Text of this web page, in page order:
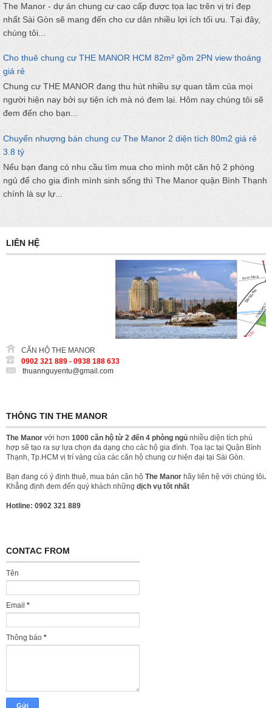
The Manor - dự án chung cư cao cấp được tọa lạc trên vị trí đẹp
nhất Sài Gòn sẽ mang đến cho cư dân nhiều lợi ích tối ưu. Tại đây,
chúng tôi...
Cho thuê chung cư THE MANOR HCM 82m² gồm 2PN view thoáng
giá rẻ
Chung cư THE MANOR đang thu hút nhiều sự quan tâm của mọi
người hiện nay bởi sự tiện ích mà nó đem lại. Hôm nay chúng tôi sẽ
đem đến cho bạn...
Chuyển nhượng bán chung cư The Manor 2 diện tích 80m2 giá rẻ
3.8 tỷ
Nếu bạn đang có nhu cầu tìm mua cho mình một căn hộ 2 phòng
ngủ để cho gia đình mình sinh sống thì The Manor quận Bình Thạnh
chính là sự lự...
LIÊN HỆ
CĂN HỘ THE MANOR
0902 321 889 - 0938 188 633
thuannguyentu@gmail.com
THÔNG TIN THE MANOR
The Manor với hơn 1000 căn hộ từ 2 đến 4 phòng ngủ nhiều diện tích phù
hợp sẽ tạo ra sự lựa chọn đa dạng cho các hộ gia đình. Tọa lạc tại Quận Bình
Thạnh, Tp.HCM vị trí vàng của các căn hộ chung cư hiện đại tại Sài Gòn.
Bạn đang có ý định thuê, mua bán căn hộ The Manor hãy liên hệ với chúng tôi.
Khẳng định đem đến quý khách những dịch vụ tốt nhất
Hotline: 0902 321 889
CONTAC FROM
Tên
Email *
Thông báo *